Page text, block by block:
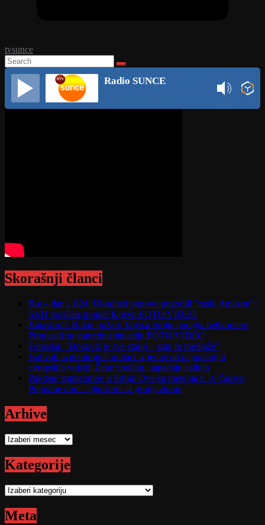
tvsunce
Radio SUNCE
Skorašnji članci
Rat – dan 1.624: Ukrajinci ponovo pogodili "ruski Amazon";
SAD pojačale pomoć Kijevu FOTO/VIDEO
Katastrofa: Bukte požari; Vojska Srbije podigla helikoptere;
Proglasili su vanrednu situaciju FOTO/VIDEO
Fonseka: "Đoković je sve stariji – zato to predlaže"
Isplivali uznemirujući podaci iz jedne od najmoćnijih
evropskih vojski; Žene vređaju, napadaju i siluju
Paklene temperature u Srbiji: Ovo su merenja u 10 časova;
Popodne obrt – pljuskovi sa grmljavinom
Arhive
Arhive
Kategorije
Kategorije
Meta